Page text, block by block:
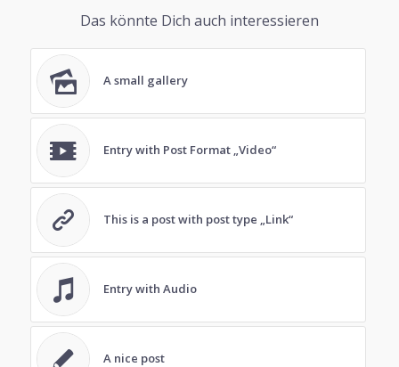
Das könnte Dich auch interessieren
A small gallery
Entry with Post Format „Video“
This is a post with post type „Link“
Entry with Audio
A nice post